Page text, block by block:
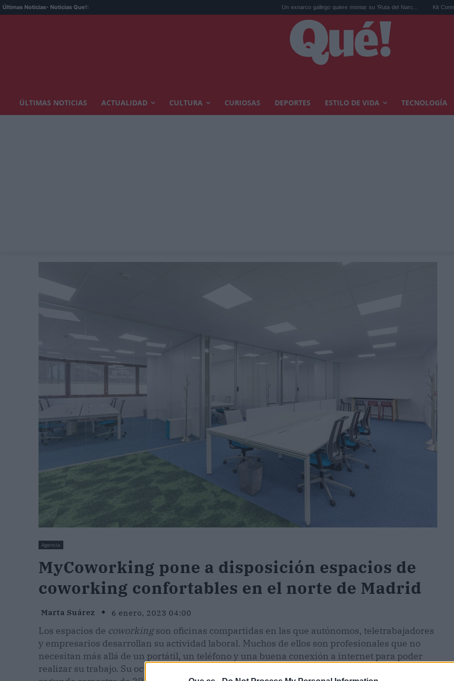
Últimas Noticias- Noticias Que!: Un exnarco gallego quiere montar su 'Ruta del Narc... Kit Connor será
ÚLTIMAS NOTICIAS ACTUALIDAD CULTURA CURIOSAS DEPORTES ESTILO DE VIDA TECNOLOGÍA
Agencia
MyCoworking pone a disposición espacios de
coworking confortables en el norte de Madrid
Marta Suárez 6 enero, 2023 04:00
Los espacios de coworkingson oficinas compartidas en las que autónomos, teletrabajadores
y empresarios desarrollan su actividad laboral. Muchos de ellos son profesionales que no
necesitan más allá de un portátil, un teléfono y una buena conexión a internet para poder
realizar su trabajo. Su ocupación ha experimentado un crecimiento exponencial durante el